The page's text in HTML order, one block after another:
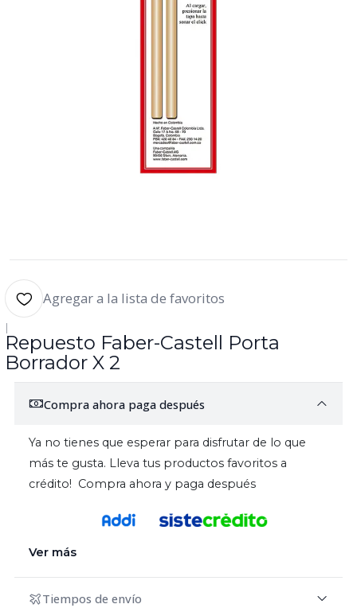
Agregar a la lista de favoritos
|
Repuesto Faber-Castell Porta
Borrador X 2
Compra ahora paga después
Ya no tienes que esperar para disfrutar de lo que
más te gusta. Lleva tus productos favoritos a
crédito! Compra ahora y paga después
Ver más
Tiempos de envío